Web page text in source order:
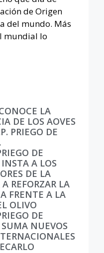
de Origen
del mundo. Más
mundial lo
LA
DE LOS AOVES
PRIEGO DE
DE
A LOS
DE LA
REFORZAR LA
FRENTE A LA
OLIVO
DE
NUEVOS